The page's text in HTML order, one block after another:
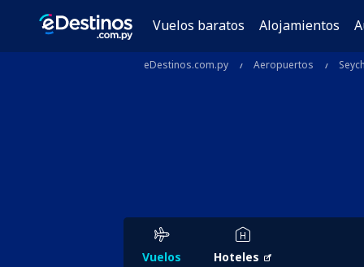
Vuelos baratos Alojamientos
eDestinos.com.py Aeropuertos
Vuelos Hoteles